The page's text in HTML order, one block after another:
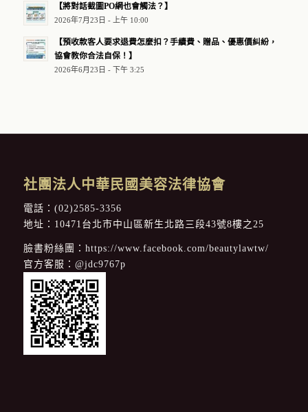
【將對話截圖PO網也會觸法？】
2026年7月23日 - 上午 10:00
【預收款客人要求退費怎麼扣？手續費、贈品、優惠價糾紛，
協會教你合法自保！】
2026年6月23日 - 下午 3:25
社團法人中華民國美容法律協會
電話： (02)2585-3356
地址：10471台北市中山區新生北路三段43號8樓之25
臉書粉絲團： https://www.facebook.com/beautylawtw/
官方客服： @jdc9767p